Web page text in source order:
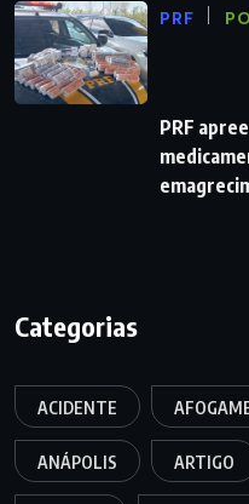
PRF
PRF
Categorias
ACIDENTE
ANÁPOLIS ARTIGO